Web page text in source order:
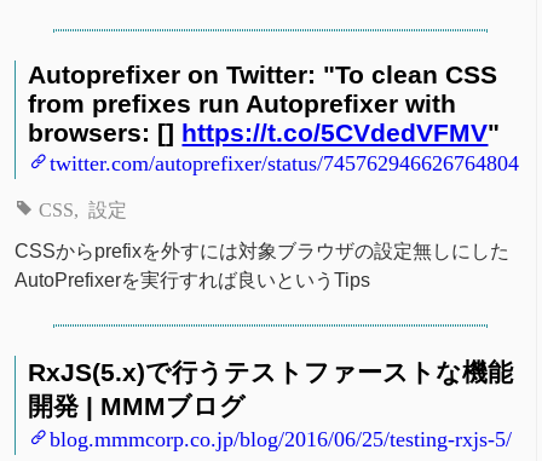
Autoprefixer on Twitter: "To clean CSS
from prefixes run Autoprefixer with
browsers: [] https://t.co/5CVdedVFMV"
twitter.com/autoprefixer/status/745762946626764804
CSS 設定
CSSからprefixを外すには対象ブラウザの設定無しにした
AutoPrefixerを実行すれば良いというTips
RxJS(5.x)で行うテストファーストな機能
開発 | MMMブログ
blog.mmmcorp.co.jp/blog/2016/06/25/testing-rxjs-5/